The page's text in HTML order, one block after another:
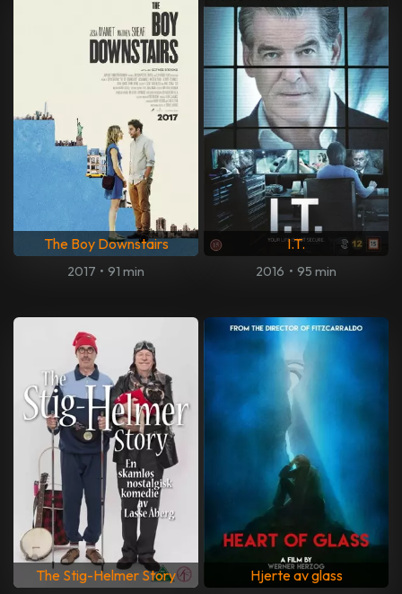
The Boy Downstairs
2017 • 91 min
I.T.
2016 • 95 min
The Stig-Helmer Story Hjerte av glass